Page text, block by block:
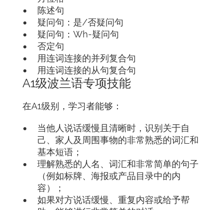
陈述句
疑问句：是/否疑问句
疑问句：Wh-疑问句
否定句
用连词连接的并列复合句
用连词连接的从句复合句
A1级波兰语专项技能
在A1级别，学习者能够：
当他人说话缓慢且清晰时，识别关于自
己、家人及周围事物的非常熟悉的词汇和
基本短语；
理解熟悉的人名、词汇和非常简单的句子
（例如标牌、海报或产品目录中的内
容）；
如果对方说话缓慢、重复内容或给予帮